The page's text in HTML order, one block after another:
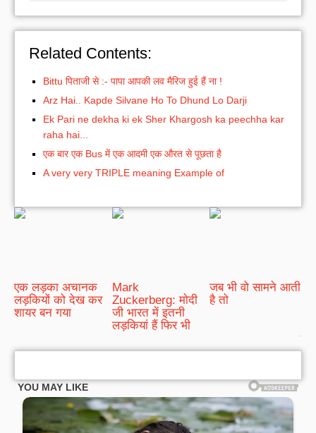
Related Contents:
Bittu पिताजी से :- पापा आपकी लव मैरिज हुई हैं ना !
Arz Hai.. Kapde Silvane Ho To Dhund Lo Darji
Ek Pari ne dekha ki ek Sher Khargosh ka peechha kar
raha hai...
एक बार एक Bus में एक आदमी एक औरत से पूछता है
A very very TRIPLE meaning Example of
एक लड़का अचानक
लड़कियों को देख कर
शायर बन गया
Mark
Zuckerberg: मोदी
जी भारत में इतनी
लड़कियां हैं फिर भी
जब भी वो सामने आती
है तो